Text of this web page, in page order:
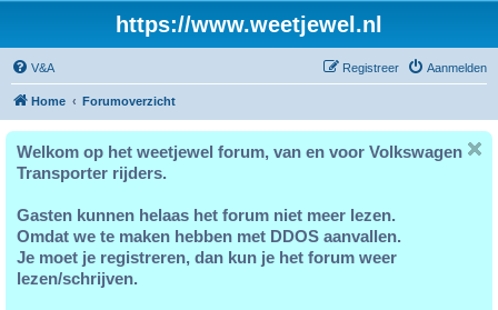
https://www.weetjewel.nl
V&A Aanmelden
Registreer
Home Forumoverzicht
Welkom op het weetjewel forum, van en voor Volkswagen
Transporter rijders.
Gasten kunnen helaas het forum niet meer lezen.
Omdat we te maken hebben met DDOS aanvallen.
Je moet je registreren, dan kun je het forum weer
lezen/schrijven.